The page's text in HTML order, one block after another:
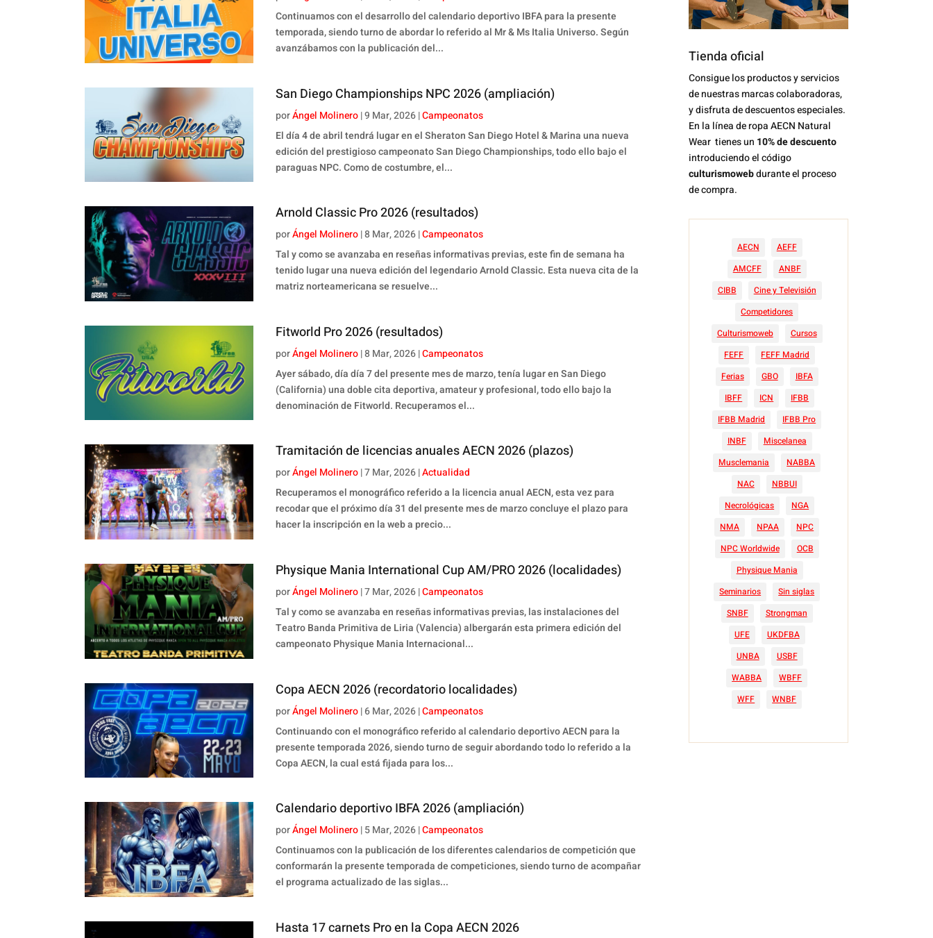
Continuamos con el desarrollo del calendario deportivo IBFA para la presente
temporada, siendo turno de abordar lo referido al Mr & Ms Italia Universo. Según
avanzábamos con la publicación del...
San Diego Championships NPC 2026 (ampliación)
porÁngel Molinero|9 Mar, 2026|Campeonatos
El día 4 de abril tendrá lugar en el Sheraton San Diego Hotel & Marina una nueva
edición del prestigioso campeonato San Diego Championships, todo ello bajo el
paraguas NPC. Como de costumbre, el...
Arnold Classic Pro 2026 (resultados)
porÁngel Molinero|8 Mar, 2026|Campeonatos
Tal y como se avanzaba en reseñas informativas previas, este fin de semana ha
tenido lugar una nueva edición del legendario Arnold Classic. Esta nueva cita de la
matriz norteamericana se resuelve...
Fitworld Pro 2026 (resultados)
porÁngel Molinero|8 Mar, 2026|Campeonatos
Ayer sábado, día día 7 del presente mes de marzo, tenía lugar en San Diego
(California) una doble cita deportiva, amateur y profesional, todo ello bajo la
denominación de Fitworld. Recuperamos el...
Tramitación de licencias anuales AECN 2026 (plazos)
porÁngel Molinero|7 Mar, 2026|Actualidad
Recuperamos el monográfico referido a la licencia anual AECN, esta vez para
recodar que el próximo día 31 del presente mes de marzo concluye el plazo para
hacer la inscripción en la web a precio...
Physique Mania International Cup AM/PRO 2026 (localidades)
porÁngel Molinero|7 Mar, 2026|Campeonatos
Tal y como se avanzaba en reseñas informativas previas, las instalaciones del
Teatro Banda Primitiva de Liria (Valencia) albergarán esta primera edición del
campeonato Physique Mania Internacional...
Copa AECN 2026 (recordatorio localidades)
porÁngel Molinero|6 Mar, 2026|Campeonatos
Continuando con el monográfico referido al calendario deportivo AECN para la
presente temporada 2026, siendo turno de seguir abordando todo lo referido a la
Copa AECN, la cual está fijada para los...
Calendario deportivo IBFA 2026 (ampliación)
porÁngel Molinero|5 Mar, 2026|Campeonatos
Continuamos con la publicación de los diferentes calendarios de competición que
conformarán la presente temporada de competiciones, siendo turno de acompañar
el programa actualizado de las siglas...
Hasta 17 carnets Pro en la Copa AECN 2026
Tienda oficial
Consigue los productos y servicios
de nuestras marcas colaboradoras,
y disfruta de descuentos especiales.
En la línea de ropa AECN Natural
Wear tienes un 10% de descuento
introduciendo el código
culturismowebdurante el proceso
de compra.
AECN
AEFF
AMCFF
ANBF
CIBB
Cine y Televisión
Competidores
Culturismoweb
Cursos
FEFF
FEFF Madrid
Ferias
GBO
IBFA
IBFF
ICN
IFBB
IFBB Madrid
IFBB Pro
INBF
Miscelanea
Musclemania
NABBA
NAC
NBBUI
Necrológicas
NGA
NMA
NPAA
NPC
NPC Worldwide
OCB
Physique Mania
Seminarios
Sin siglas
SNBF
Strongman
UFE
UKDFBA
UNBA
USBF
WABBA
WBFF
WFF
WNBF